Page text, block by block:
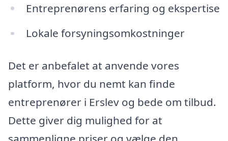
Entreprenørens erfaring og ekspertise
Lokale forsyningsomkostninger
Det er anbefalet at anvende vores
platform, hvor du nemt kan finde
entreprenører i Erslev og bede om tilbud.
Dette giver dig mulighed for at